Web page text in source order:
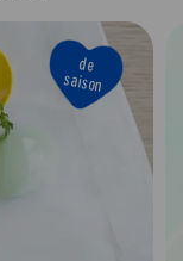
de
saison